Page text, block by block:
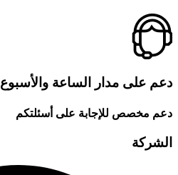
دعم على مدار الساعة والأسبوع
دعم مخصص للإجابة على أسئلتكم
الشركة